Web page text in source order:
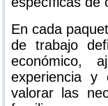
En cada
de trabajo
económico,
experiencia y
valorar las